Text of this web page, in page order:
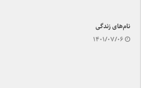
نام‌های زندگی
۱۴۰۱/۰۷/۰۶